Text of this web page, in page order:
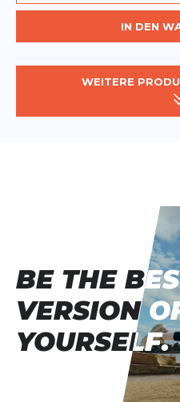
IN DEN
WEITERE
BE THE
VERSION
YOURSELF.
BE THE
VERSION
YOURSELF.